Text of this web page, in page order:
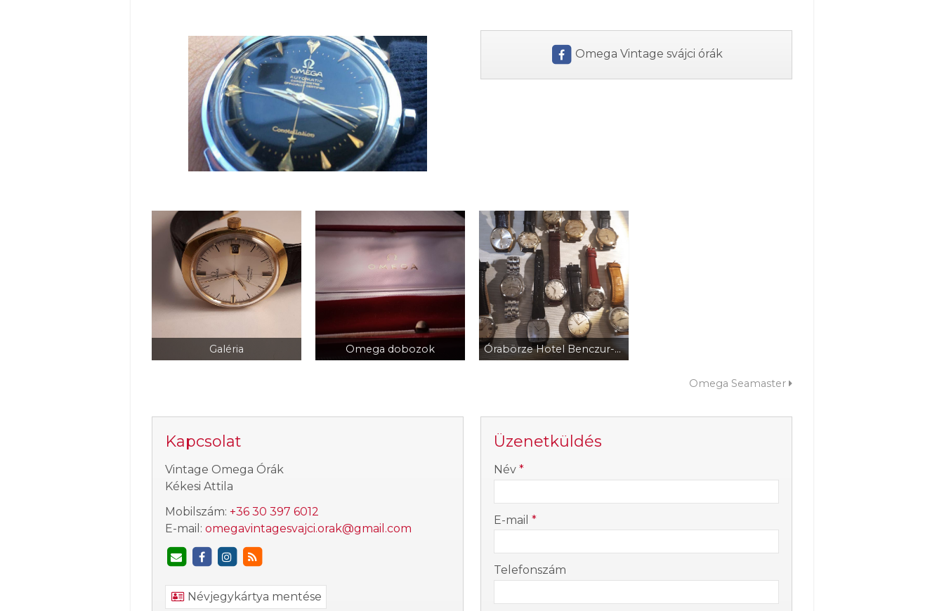
Omega Vintage svájci órák
Galéria Omega dobozok Órabörze Hotel Benczur-Hotel Corinthia
Omega Seamaster
Kapcsolat
Vintage Omega Órák
Kékesi Attila
Mobilszám: +36 30 397 6012
E-mail: omegavintagesvajci.orak@gmail.com
Névjegykártya mentése
Üzenetküldés
Név *
E-mail *
Telefonszám